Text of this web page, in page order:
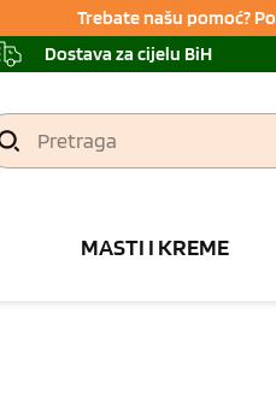
Trebate našu pomoć?
Dostava za cijelu BiH
Pretraga
MASTI I KREME